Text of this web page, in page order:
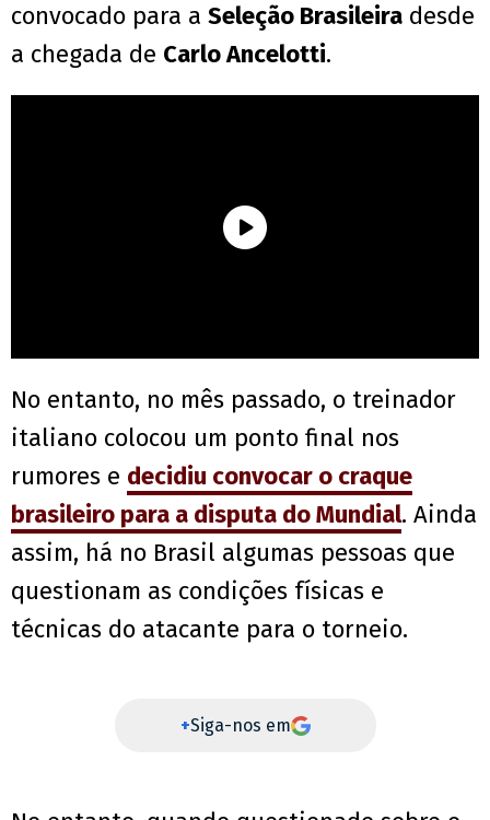
convocado para a Seleção Brasileira desde
a chegada de Carlo Ancelotti.
No entanto, no mês passado, o treinador
italiano colocou um ponto final nos
rumores e decidiu convocar o craque
brasileiro para a disputa do Mundial. Ainda
assim, há no Brasil algumas pessoas que
questionam as condições físicas e
técnicas do atacante para o torneio.
+Siga-nos em